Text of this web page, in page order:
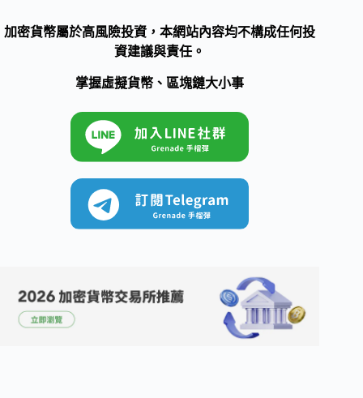
加密貨幣屬於高風險投資，本網站內容均不構成任何投
資建議與責任。
掌握虛擬貨幣、區塊鏈大小事